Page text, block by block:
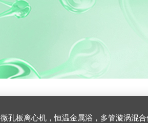
微孔板离心机，恒温金属浴，多管漩涡混合仪，梅毒旋转仪,红外线灭菌器，微孔板恒温振荡器，恒温混匀仪，水平摇床，牛奶抗生素恒